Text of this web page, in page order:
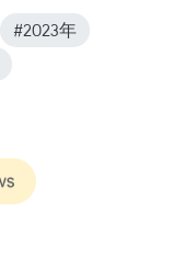
#2023年